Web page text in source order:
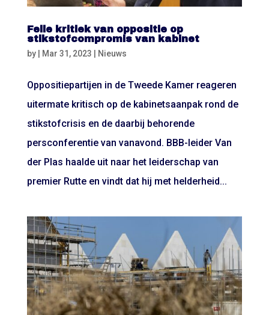
Felle kritiek van oppositie op
stikstofcompromis van kabinet
by | Mar 31, 2023 | Nieuws
Oppositiepartijen in de Tweede Kamer reageren
uitermate kritisch op de kabinetsaanpak rond de
stikstofcrisis en de daarbij behorende
persconferentie van vanavond. BBB-leider Van
der Plas haalde uit naar het leiderschap van
premier Rutte en vindt dat hij met helderheid...